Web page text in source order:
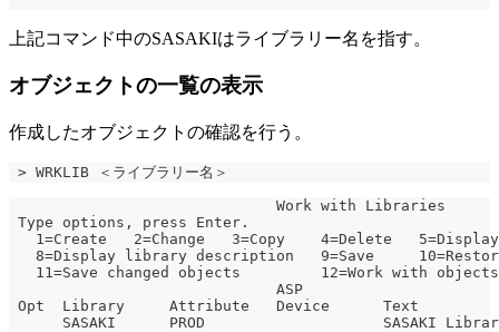
上記コマンド中のSASAKIはライブラリー名を指す。
オブジェクトの一覧の表示
作成したオブジェクトの確認を行う。
> WRKLIB ＜ライブラリー名＞
                              Work with Libraries
Type options, press Enter.
1=Create   2=Change   3=Copy    4=Delete
8=Display library description   9=Save
11=Save changed objects         12=Work with
                              ASP
Opt  Library     Attribute   Device      Text
SASAKI      PROD                    SASAKI